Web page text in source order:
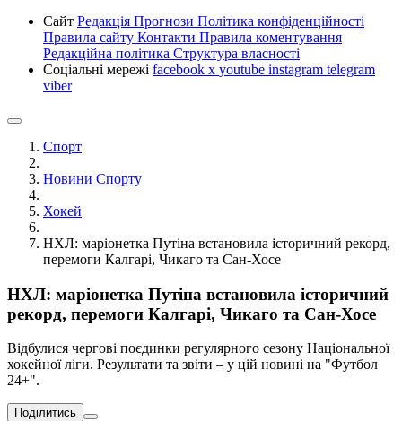
Сайт Редакція Прогнози Політика конфіденційності
Правила сайту Контакти Правила коментування
Редакційна політика Структура власності
Соціальні мережі facebook x youtube instagram telegram
viber
Спорт
Новини Спорту
Хокей
НХЛ: маріонетка Путіна встановила історичний рекорд,
перемоги Калгарі, Чикаго та Сан-Хосе
НХЛ: маріонетка Путіна встановила історичний
рекорд, перемоги Калгарі, Чикаго та Сан-Хосе
Відбулися чергові поєдинки регулярного сезону Національної
хокейної ліги. Результати та звіти – у цій новині на "Футбол
24+".
Поділитись